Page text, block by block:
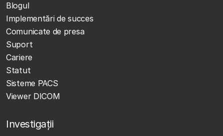
Blogul
Implementări de succes
Comunicate de presa
Suport
Cariere
Statut
Sisteme PACS
Viewer DICOM
Investigații